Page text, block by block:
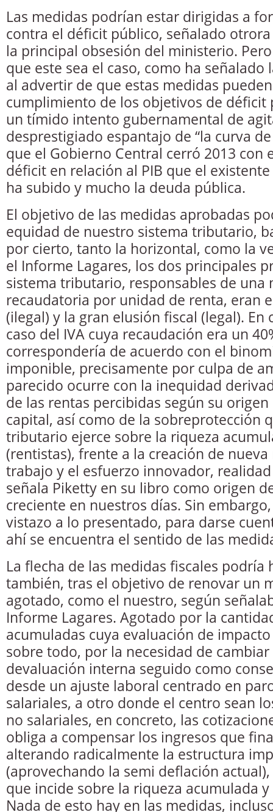
Las medidas podrían estar dirigidas a
contra el déficit público, señalado
la principal obsesión del ministerio.
que este sea el caso, como ha señalado
al advertir de que estas medidas
cumplimiento de los objetivos de déficit
un tímido intento gubernamental de
desprestigiado espantajo de “la curva
que el Gobierno Central cerró 2013 con
déficit en relación al PIB que el
ha subido y mucho la deuda pública.
El objetivo de las medidas aprobadas
equidad de nuestro sistema tributario,
por cierto, tanto la horizontal, como la
el Informe Lagares, los dos principales
sistema tributario, responsables de una
recaudatoria por unidad de renta, eran
(ilegal) y la gran elusión fiscal (legal).
caso del IVA cuya recaudación era un
correspondería de acuerdo con el
imponible, precisamente por culpa de
parecido ocurre con la inequidad
de las rentas percibidas según su
capital, así como de la sobreprotección
tributario ejerce sobre la riqueza
(rentistas), frente a la creación de
trabajo y el esfuerzo innovador,
señala Piketty en su libro como origen
creciente en nuestros días. Sin
vistazo a lo presentado, para darse
ahí se encuentra el sentido de las
La flecha de las medidas fiscales podría
también, tras el objetivo de renovar un
agotado, como el nuestro, según
Informe Lagares. Agotado por la
acumuladas cuya evaluación de
sobre todo, por la necesidad de
devaluación interna seguido como
desde un ajuste laboral centrado en
salariales, a otro donde el centro sean
no salariales, en concreto, las
obliga a compensar los ingresos que
alterando radicalmente la estructura
(aprovechando la semi deflación
que incide sobre la riqueza acumulada
Nada de esto hay en las medidas,